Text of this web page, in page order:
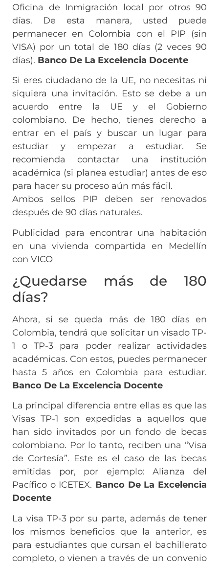
Oficina de Inmigración local por otros 90
días. De esta manera, usted puede
permanecer en Colombia con el PIP (sin
VISA) por un total de 180 días (2 veces 90
días). Banco De La Excelencia Docente
Si eres ciudadano de la UE, no necesitas ni
siquiera una invitación. Esto se debe a un
acuerdo entre la UE y el Gobierno
colombiano. De hecho, tienes derecho a
entrar en el país y buscar un lugar para
estudiar y empezar a estudiar. Se
recomienda contactar una institución
académica (si planea estudiar) antes de eso
para hacer su proceso aún más fácil.
Ambos sellos PIP deben ser renovados
después de 90 días naturales.
Publicidad para encontrar una habitación
en una vivienda compartida en Medellín
con VICO
¿Quedarse más de 180
días?
Ahora, si se queda más de 180 días en
Colombia, tendrá que solicitar un visado TP-
1 o TP-3 para poder realizar actividades
académicas. Con estos, puedes permanecer
hasta 5 años en Colombia para estudiar.
Banco De La Excelencia Docente
La principal diferencia entre ellas es que las
Visas TP-1 son expedidas a aquellos que
han sido invitados por un fondo de becas
colombiano. Por lo tanto, reciben una “Visa
de Cortesía”. Este es el caso de las becas
emitidas por, por ejemplo: Alianza del
Pacífico o ICETEX. Banco De La Excelencia
Docente
La visa TP-3 por su parte, además de tener
los mismos beneficios que la anterior, es
para estudiantes que cursan el bachillerato
completo, o vienen a través de un convenio